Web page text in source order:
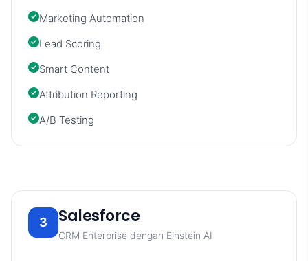
Marketing Automation
Lead Scoring
Smart Content
Attribution Reporting
A/B Testing
3 Salesforce
CRM Enterprise dengan Einstein AI